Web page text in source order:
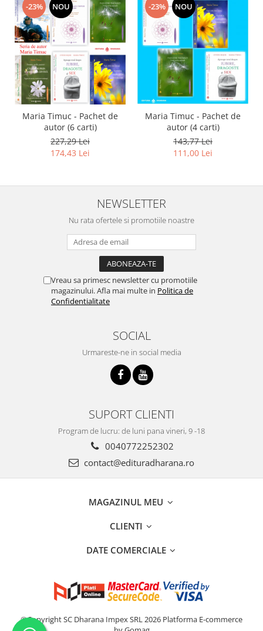
-23% NOU
Maria Timuc - Pachet de
autor (6 carti)
227,29 Lei
174,43 Lei
-23% NOU
Maria Timuc - Pachet de
autor (4 carti)
143,77 Lei
111,00 Lei
NEWSLETTER
Nu rata ofertele si promotiile noastre
Vreau sa primesc newsletter cu promotiile
magazinului. Afla mai multe in Politica de
Confidentialitate
SOCIAL
Urmareste-ne in social media
SUPORT CLIENTI
Program de lucru: de luni pana vineri, 9 -18
0040772252302
contact@edituradharana.ro
MAGAZINUL MEU
CLIENTI
DATE COMERCIALE
©Copyright SC Dharana Impex SRL 2026 Platforma E-commerce